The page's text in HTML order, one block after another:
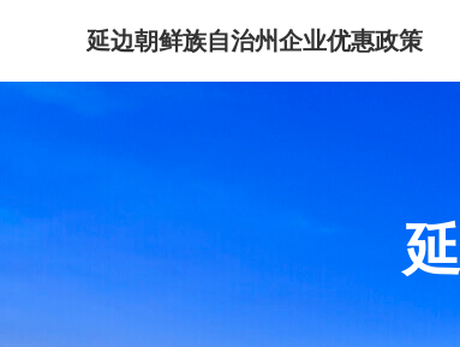
延边朝鲜族自治州企业优惠政策